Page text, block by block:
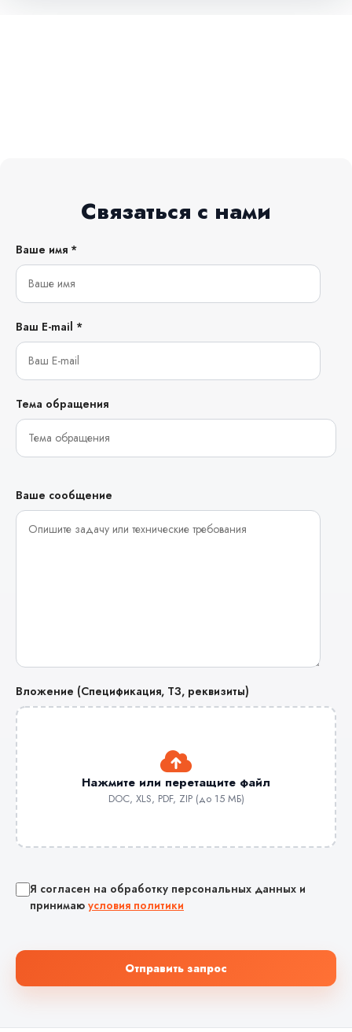
Связаться с нами
Ваше имя *
Ваш E-mail *
Тема обращения
Ваше сообщение
Вложение (Спецификация, ТЗ, реквизиты)
Нажмите или перетащите файл
DOC, XLS, PDF, ZIP (до 15 МБ)
Я согласен на обработку персональных данных и
принимаю условия политики
Отправить запрос